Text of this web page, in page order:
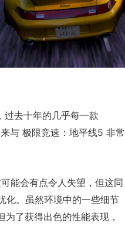
去十年的几乎每一款
与 极限竞速：地平线5 非常
能会有点令人失望，但这同
化。虽然环境中的一些细节
了获得出色的性能表现，